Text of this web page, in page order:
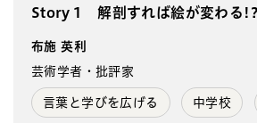
Story 1 解剖すれば絵が変わる!?
布施 英利
芸術学者・批評家
言葉と学びを広げる 中学校